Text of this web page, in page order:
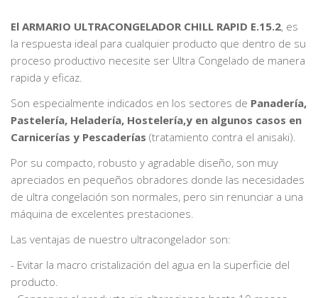
El ARMARIO ULTRACONGELADOR CHILL RAPID E.15.2, es
la respuesta ideal para cualquier producto que dentro de su
proceso productivo necesite ser Ultra Congelado de manera
rapida y eficaz.
Son especialmente indicados en los sectores de Panadería,
Pastelería, Heladería, Hostelería,y en algunos casos en
Carnicerías y Pescaderías (tratamiento contra el anisaki).
Por su compacto, robusto y agradable diseño, son muy
apreciados en pequeños obradores donde las necesidades
de ultra congelación son normales, pero sin renunciar a una
máquina de excelentes prestaciones.
Las ventajas de nuestro ultracongelador son:
- Evitar la macro cristalización del agua en la superficie del
producto.